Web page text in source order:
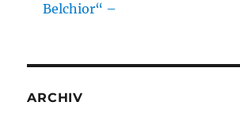
Belchior“ –
ARCHIV